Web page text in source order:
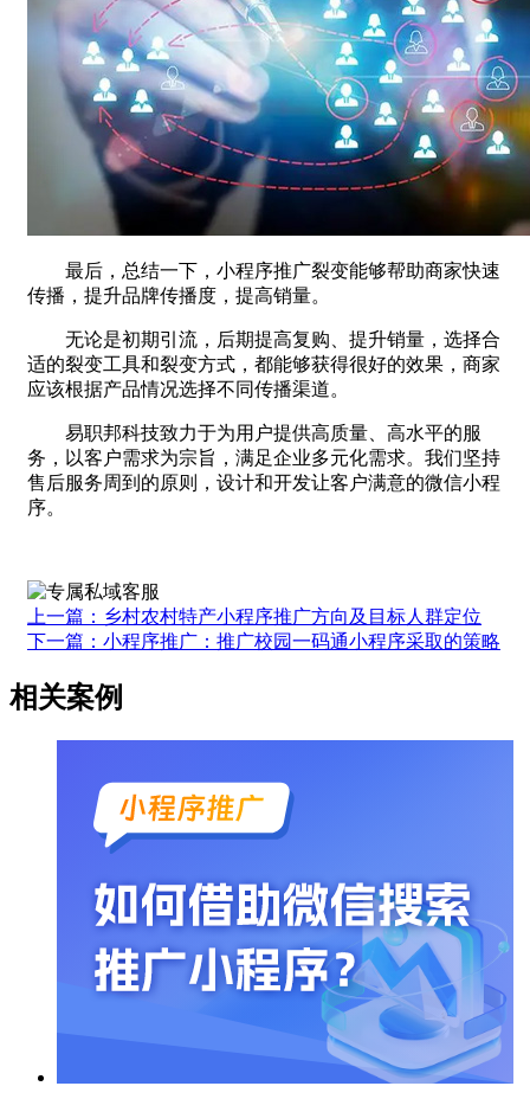
最后，总结一下，小程序推广裂变能够帮助商家快速
传播，提升品牌传播度，提高销量。
无论是初期引流，后期提高复购、提升销量，选择合
适的裂变工具和裂变方式，都能够获得很好的效果，商家
应该根据产品情况选择不同传播渠道。
易职邦科技致力于为用户提供高质量、高水平的服
务，以客户需求为宗旨，满足企业多元化需求。我们坚持
售后服务周到的原则，设计和开发让客户满意的微信小程
序。
上一篇：乡村农村特产小程序推广方向及目标人群定位
下一篇：小程序推广：推广校园一码通小程序采取的策略
相关案例